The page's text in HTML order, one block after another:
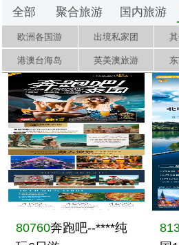
全部 聚合旅游 国内旅游
欧洲各国游 出境私家团
港澳台海岛 英美澳旅游
80760奔跑吧--****纯